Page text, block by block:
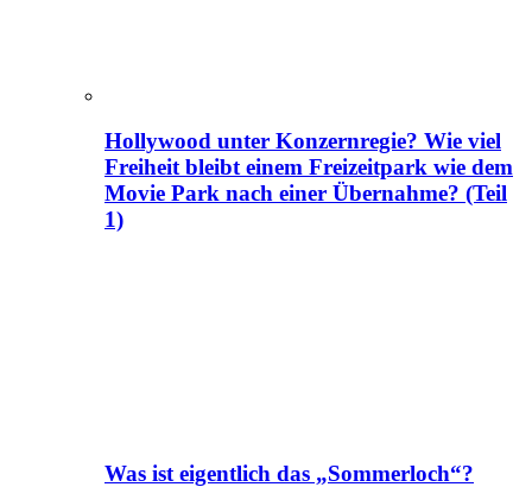
Hollywood unter Konzernregie? Wie viel
Freiheit bleibt einem Freizeitpark wie dem
Movie Park nach einer Übernahme? (Teil
1)
Was ist eigentlich das „Sommerloch“?